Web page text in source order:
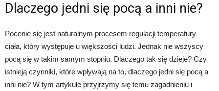
Dlaczego jedni się pocą a inni nie?
Pocenie się jest naturalnym procesem regulacji temperatury
ciała, który występuje u większości ludzi. Jednak nie wszyscy
pocą się w takim samym stopniu. Dlaczego tak się dzieje? Czy
istnieją czynniki, które wpływają na to, dlaczego jedni się pocą a
inni nie? W tym artykule przyjrzymy się temu zagadnieniu i